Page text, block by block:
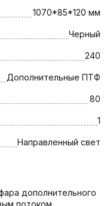
1070*85*120 мм
Черный
240
Дополнительные ПТФ
80
1
Направленный свет
дополнительного
потоком.